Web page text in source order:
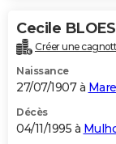
Cecile
Créer une
Naissance
27/07/1907 à
Décès
04/11/1995 à